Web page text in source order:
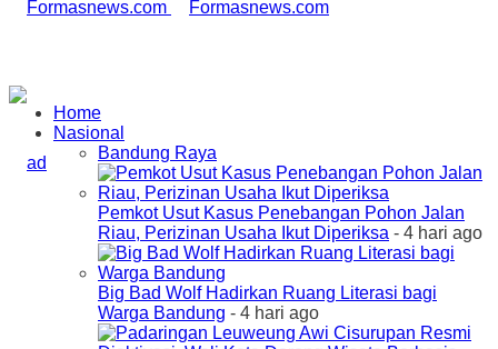
Home
Nasional
Bandung Raya
Pemkot Usut Kasus Penebangan Pohon Jalan
Riau, Perizinan Usaha Ikut Diperiksa - 4 hari ago
Big Bad Wolf Hadirkan Ruang Literasi bagi
Warga Bandung - 4 hari ago